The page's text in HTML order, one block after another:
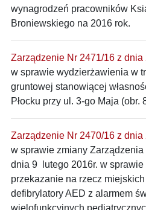
wynagrodzeń pracowników
Broniewskiego na 2016 rok.
Zarządzenie Nr 2471/16 z dnia
w sprawie wydzierżawienia w
gruntowej stanowiącej
Płocku przy ul. 3-go Maja (obr.
Zarządzenie Nr 2470/16 z dnia
w sprawie zmiany Zarządzenia
dnia 9 lutego 2016r. w
przekazanie na rzecz
defibrylatory AED z alarmem
wielofunkcyjnych